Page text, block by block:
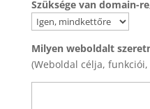
Szüksége van domain-
Milyen weboldalt
(Weboldal célja,